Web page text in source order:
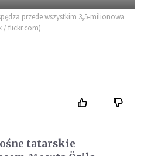
przede wszystkim 3,5-milionowa
/ flickr.com)
tatarskie